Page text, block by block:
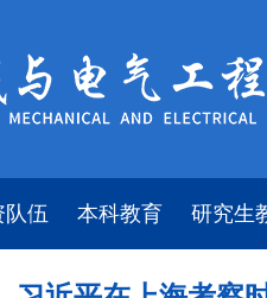
队伍 本科教育 研究生